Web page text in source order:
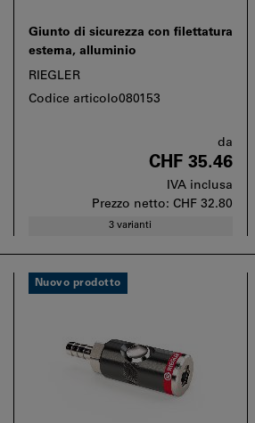
Giunto di sicurezza con filettatura
esterna, alluminio
RIEGLER
Codice articolo080153
da
CHF 35.46
IVA inclusa
Prezzo netto:CHF 32.80
3 varianti
Nuovo prodotto